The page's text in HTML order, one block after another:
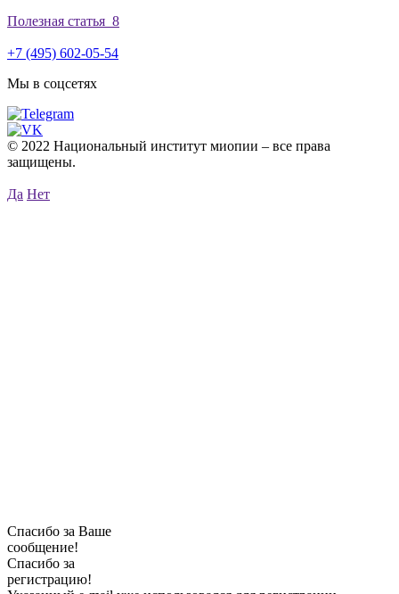
Полезная статья 8
+7 (495) 602-05-54
Мы в соцсетях
© 2022 Национальный институт миопии – все права
защищены.
Да Нет
Спасибо за Ваше
сообщение!
Спасибо за
регистрацию!